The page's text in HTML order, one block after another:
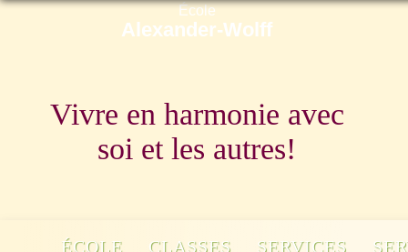
École
Alexander-Wolff
Vivre en harmonie avec
soi et les autres!
ÉCOLE CLASSES SERVICES